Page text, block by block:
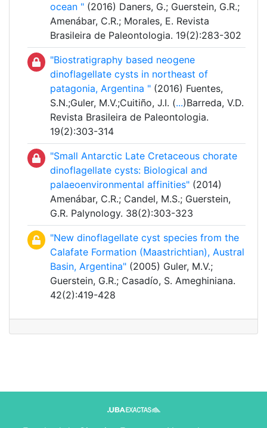
ocean " (2016) Daners, G.; Guerstein, G.R.;
Amenábar, C.R.; Morales, E. Revista
Brasileira de Paleontologia. 19(2):283-302
"Biostratigraphy based neogene
dinoflagellate cysts in northeast of
patagonia, Argentina " (2016) Fuentes,
S.N.;Guler, M.V.;Cuitiño, J.I. (...)Barreda, V.D.
Revista Brasileira de Paleontologia.
19(2):303-314
"Small Antarctic Late Cretaceous chorate
dinoflagellate cysts: Biological and
palaeoenvironmental affinities" (2014)
Amenábar, C.R.; Candel, M.S.; Guerstein,
G.R. Palynology. 38(2):303-323
"New dinoflagellate cyst species from the
Calafate Formation (Maastrichtian), Austral
Basin, Argentina" (2005) Guler, M.V.;
Guerstein, G.R.; Casadío, S. Ameghiniana.
42(2):419-428